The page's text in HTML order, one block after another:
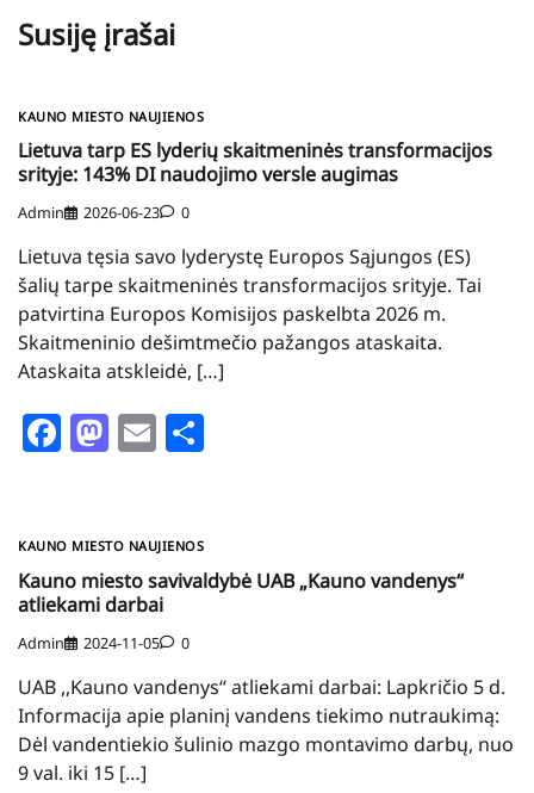
Susiję įrašai
KAUNO MIESTO NAUJIENOS
Lietuva tarp ES lyderių skaitmeninės transformacijos
srityje: 143% DI naudojimo versle augimas
Admin 2026-06-23 0
Lietuva tęsia savo lyderystę Europos Sąjungos (ES)
šalių tarpe skaitmeninės transformacijos srityje. Tai
patvirtina Europos Komisijos paskelbta 2026 m.
Skaitmeninio dešimtmečio pažangos ataskaita.
Ataskaita atskleidė, […]
Facebook
Mastodon
Email
KAUNO MIESTO NAUJIENOS
Kauno miesto savivaldybė UAB „Kauno vandenys“
atliekami darbai
Admin 2024-11-05 0
UAB ,,Kauno vandenys“ atliekami darbai: Lapkričio 5 d.
Informacija apie planinį vandens tiekimo nutraukimą:
Dėl vandentiekio šulinio mazgo montavimo darbų, nuo
9 val. iki 15 […]